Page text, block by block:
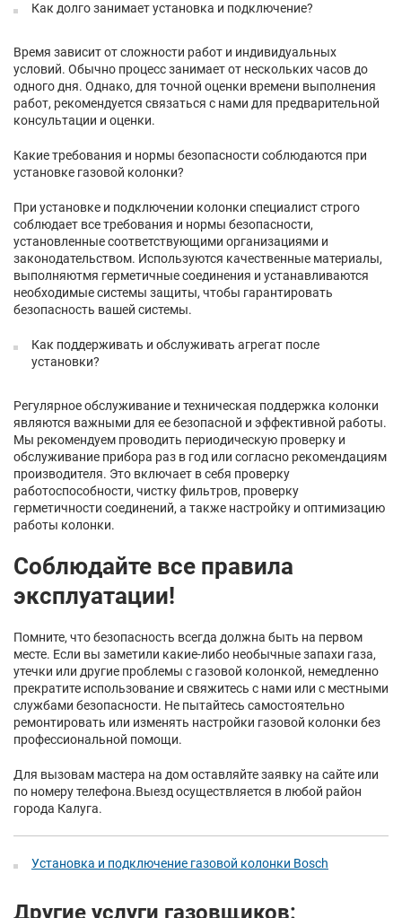
Как долго занимает установка и подключение?
Время зависит от сложности работ и индивидуальных
условий. Обычно процесс занимает от нескольких часов до
одного дня. Однако, для точной оценки времени выполнения
работ, рекомендуется связаться с нами для предварительной
консультации и оценки.
Какие требования и нормы безопасности соблюдаются при
установке газовой колонки?
При установке и подключении колонки специалист строго
соблюдает все требования и нормы безопасности,
установленные соответствующими организациями и
законодательством. Используются качественные материалы,
выполняютмя герметичные соединения и устанавливаются
необходимые системы защиты, чтобы гарантировать
безопасность вашей системы.
Как поддерживать и обслуживать агрегат после
установки?
Регулярное обслуживание и техническая поддержка колонки
являются важными для ее безопасной и эффективной работы.
Мы рекомендуем проводить периодическую проверку и
обслуживание прибора раз в год или согласно рекомендациям
производителя. Это включает в себя проверку
работоспособности, чистку фильтров, проверку
герметичности соединений, а также настройку и оптимизацию
работы колонки.
Соблюдайте все правила
эксплуатации!
Помните, что безопасность всегда должна быть на первом
месте. Если вы заметили какие-либо необычные запахи газа,
утечки или другие проблемы с газовой колонкой, немедленно
прекратите использование и свяжитесь с нами или с местными
службами безопасности. Не пытайтесь самостоятельно
ремонтировать или изменять настройки газовой колонки без
профессиональной помощи.
Для вызовам мастера на дом оставляйте заявку на сайте или
по номеру телефона.Выезд осуществляется в любой район
города Калуга.
Установка и подключение газовой колонки Bosch
Другие услуги газовщиков: